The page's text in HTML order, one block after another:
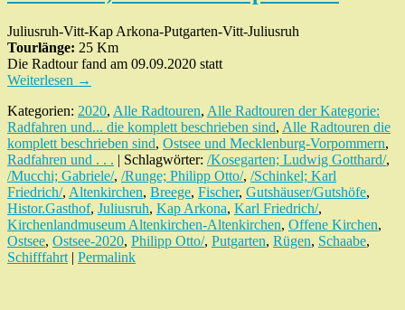
Juliusruh-Vitt-Kap Arkona-Putgarten-Vitt-Juliusruh
Tourlänge: 25 Km
Die Radtour fand am 09.09.2020 statt
Weiterlesen →
Kategorien: 2020, Alle Radtouren, Alle Radtouren der Kategorie:
Radfahren und... die komplett beschrieben sind, Alle Radtouren die
komplett beschrieben sind, Ostsee und Mecklenburg-Vorpommern,
Radfahren und . . . | Schlagwörter: /Kosegarten; Ludwig Gotthard/,
/Mucchi; Gabriele/, /Runge; Philipp Otto/, /Schinkel; Karl
Friedrich/, Altenkirchen, Breege, Fischer, Gutshäuser/Gutshöfe,
Histor.Gasthof, Juliusruh, Kap Arkona, Karl Friedrich/,
Kirchenlandmuseum Altenkirchen-Altenkirchen, Offene Kirchen,
Ostsee, Ostsee-2020, Philipp Otto/, Putgarten, Rügen, Schaabe,
Schifffahrt | Permalink